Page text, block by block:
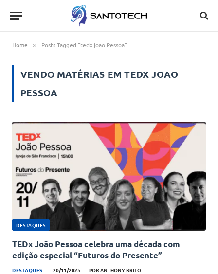
Home » Posts Tagged "tedx joao Pessoa"
VENDO MATÉRIAS EMTEDX JOAO
PESSOA
DESTAQUES
TEDx João Pessoa celebra uma década com
edição especial “Futuros do Presente”
DESTAQUES 20/11/2025 POR ANTHONY BRITO